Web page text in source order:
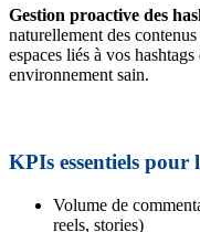
Gestion proactive des
naturellement des
espaces liés à vos
environnement sain.
KPIs essentiels
Volume de
reels, stories)